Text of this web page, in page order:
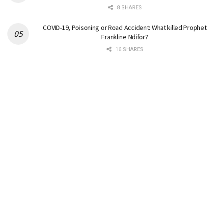
8 SHARES
COVID-19, Poisoning or Road Accident: What killed Prophet
Frankline Ndifor?
16 SHARES